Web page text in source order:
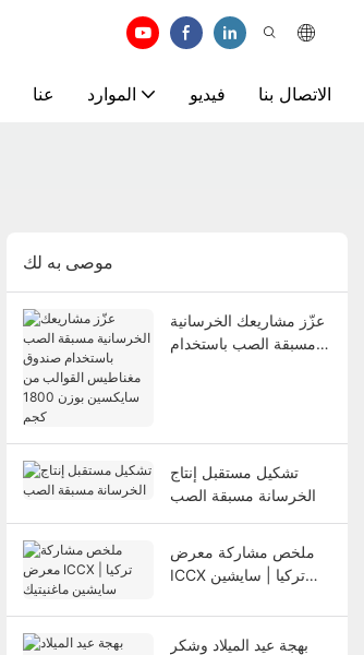
عنا الموارد فيديو الاتصال بنا
موصى به لك
عزّز مشاريعك الخرسانية
مسبقة الصب باستخدام
تشكيل مستقبل إنتاج
الخرسانة مسبقة الصب
ملخص مشاركة معرض
ICCX تركيا | سايشين
بهجة عيد الميلاد وشكر